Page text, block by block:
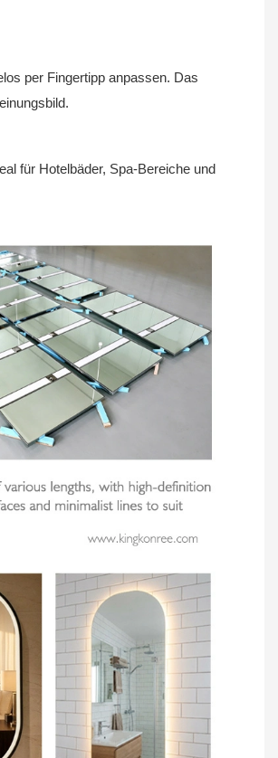
per Fingertipp anpassen. Das
für Hotelbäder, Spa-Bereiche und